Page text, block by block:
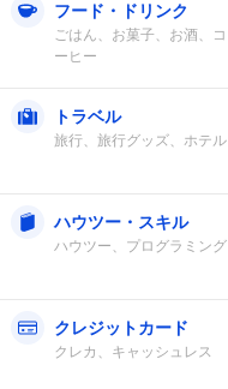
フード・ドリンク
ごはん、お菓子、お酒、コ
ーヒー
トラベル
旅行、旅行グッズ、ホテル
ハウツー・スキル
ハウツー、プログラミング
クレジットカード
クレカ、キャッシュレス